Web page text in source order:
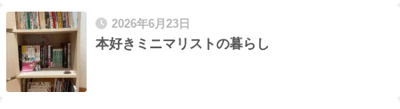
2026年6月23日
本好きミニマリストの暮らし